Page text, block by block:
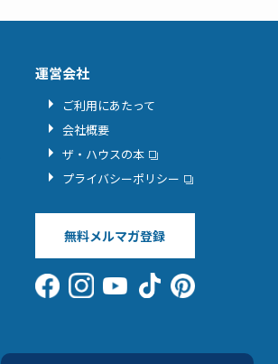
運営会社
ご利用にあたって
会社概要
ザ・ハウスの本
プライバシーポリシー
無料メルマガ登録